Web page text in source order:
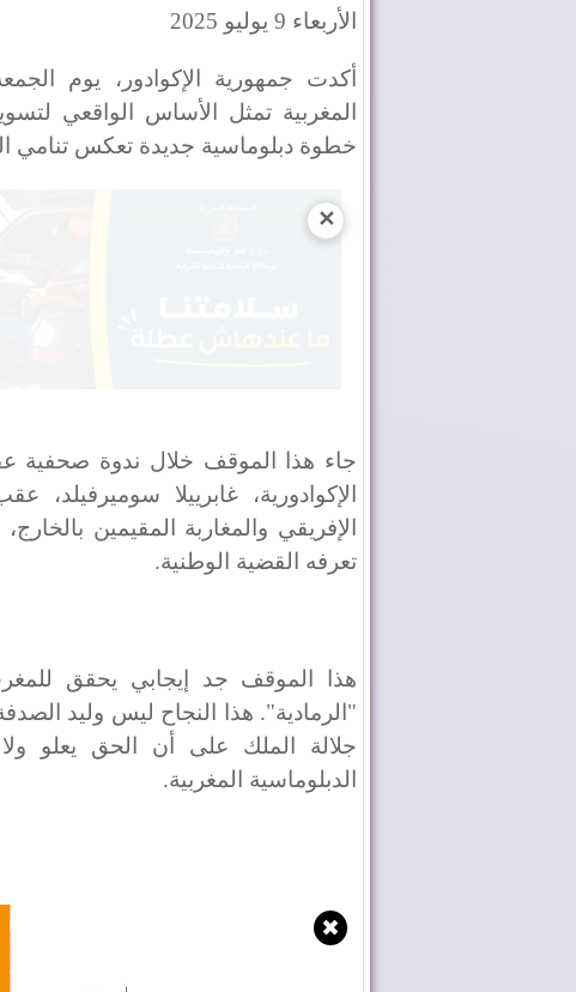
الأربعاء 9 يوليو 2025
أكدت جمهورية الإكوادور، يوم
المغربية تمثل الأساس الواقعي
خطوة دبلوماسية جديدة تعكس تنامي
✕
جاء هذا الموقف خلال ندوة صحفية
الإكوادورية، غابرييلا
الإفريقي والمغاربة المقيمين
تعرفه القضية الوطنية.
هذا الموقف جد إيجابي
يحقق
"الرمادية". هذا النجاح ليس وليد
جلالة الملك على أن الحق يعلو
الدبلوماسية المغربية.
✖